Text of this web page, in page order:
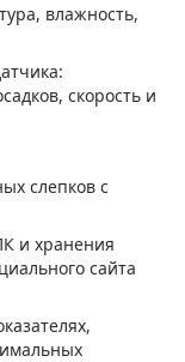
влажность,
скорость и
слепков с
и хранения
сайта